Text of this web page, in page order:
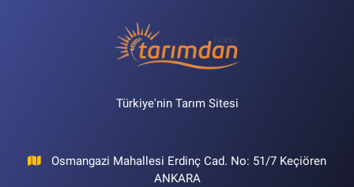
Türkiye'nin Tarım Sitesi
Osmangazi Mahallesi Erdinç Cad. No: 51/7 Keçiören
ANKARA